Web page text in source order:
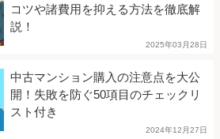
コツや諸費用を抑える方法を徹底解
説！
2025年03月28日
中古マンション購入の注意点を大公
開！失敗を防ぐ50項目のチェックリ
スト付き
2024年12月27日